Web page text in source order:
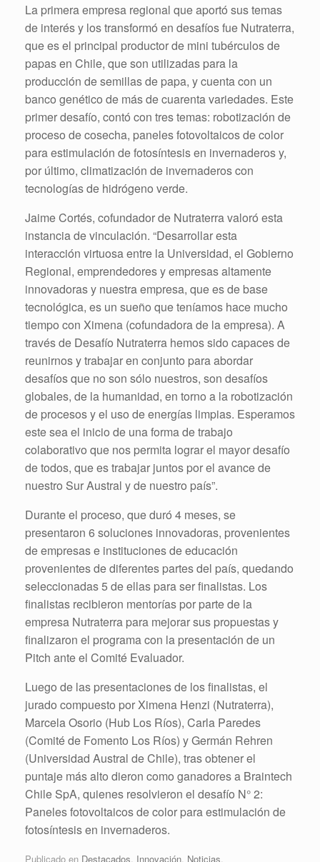
La primera empresa regional que aportó sus temas
de interés y los transformó en desafíos fue Nutraterra,
que es el principal productor de mini tubérculos de
papas en Chile, que son utilizadas para la
producción de semillas de papa, y cuenta con un
banco genético de más de cuarenta variedades. Este
primer desafío, contó con tres temas: robotización de
proceso de cosecha, paneles fotovoltaicos de color
para estimulación de fotosíntesis en invernaderos y,
por último, climatización de invernaderos con
tecnologías de hidrógeno verde.
Jaime Cortés, cofundador de Nutraterra valoró esta
instancia de vinculación. “Desarrollar esta
interacción virtuosa entre la Universidad, el Gobierno
Regional, emprendedores y empresas altamente
innovadoras y nuestra empresa, que es de base
tecnológica, es un sueño que teníamos hace mucho
tiempo con Ximena (cofundadora de la empresa). A
través de Desafío Nutraterra hemos sido capaces de
reunirnos y trabajar en conjunto para abordar
desafíos que no son sólo nuestros, son desafíos
globales, de la humanidad, en torno a la robotización
de procesos y el uso de energías limpias. Esperamos
este sea el inicio de una forma de trabajo
colaborativo que nos permita lograr el mayor desafío
de todos, que es trabajar juntos por el avance de
nuestro Sur Austral y de nuestro país”.
Durante el proceso, que duró 4 meses, se
presentaron 6 soluciones innovadoras, provenientes
de empresas e instituciones de educación
provenientes de diferentes partes del país, quedando
seleccionadas 5 de ellas para ser finalistas. Los
finalistas recibieron mentorías por parte de la
empresa Nutraterra para mejorar sus propuestas y
finalizaron el programa con la presentación de un
Pitch ante el Comité Evaluador.
Luego de las presentaciones de los finalistas, el
jurado compuesto por Ximena Henzi (Nutraterra),
Marcela Osorio (Hub Los Ríos), Carla Paredes
(Comité de Fomento Los Ríos) y Germán Rehren
(Universidad Austral de Chile), tras obtener el
puntaje más alto dieron como ganadores a Braintech
Chile SpA, quienes resolvieron el desafío N° 2:
Paneles fotovoltaicos de color para estimulación de
fotosíntesis en invernaderos.
Publicado en Destacados, Innovación, Noticias.